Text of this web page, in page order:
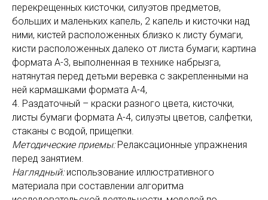
перекрещенных кисточки, силуэтов предметов,
больших и маленьких капель, 2 капель и кисточки над
ними, кистей расположенных близко к листу бумаги,
кисти расположенных далеко от листа бумаги; картина
формата А-3, выполненная в технике набрызга,
натянутая перед детьми веревка с закрепленными на
ней кармашками формата А-4,
4. Раздаточный – краски разного цвета, кисточки,
листы бумаги формата А-4, силуэты цветов, салфетки,
стаканы с водой, прищепки.
Методические приемы: Релаксационные упражнения
перед занятием.
Наглядный:использование иллюстративного
материала при составлении алгоритма